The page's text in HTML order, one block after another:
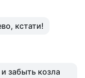
кстати!
забыть козла